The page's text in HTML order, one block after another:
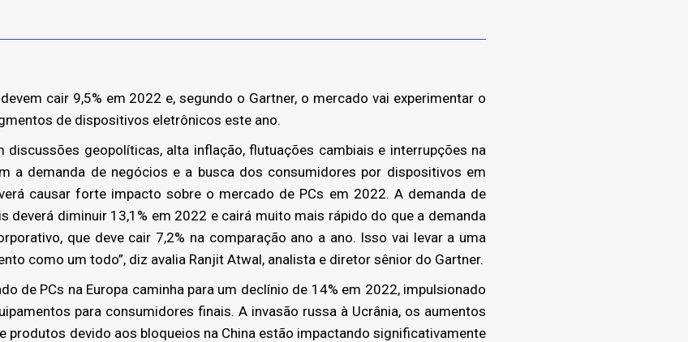
cair 9,5% em 2022 e, segundo o Gartner, o mercado vai experimentar o
de dispositivos eletrônicos este ano.
discussões geopolíticas, alta inflação, flutuações cambiais e interrupções na
a demanda de negócios e a busca dos consumidores por dispositivos em
causar forte impacto sobre o mercado de PCs em 2022. A demanda de
deverá diminuir 13,1% em 2022 e cairá muito mais rápido do que a demanda
que deve cair 7,2% na comparação ano a ano. Isso vai levar a uma
como um todo”, diz avalia Ranjit Atwal, analista e diretor sênior do Gartner.
de PCs na Europa caminha para um declínio de 14% em 2022, impulsionado
para consumidores finais. A invasão russa à Ucrânia, os aumentos
produtos devido aos bloqueios na China estão impactando significativamente